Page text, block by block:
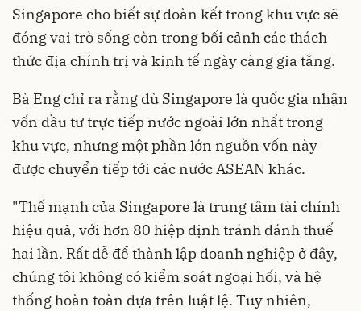
Singapore cho biết sự đoàn kết trong khu vực sẽ
đóng vai trò sống còn trong bối cảnh các thách
thức địa chính trị và kinh tế ngày càng gia tăng.
Bà Eng chỉ ra rằng dù Singapore là quốc gia nhận
vốn đầu tư trực tiếp nước ngoài lớn nhất trong
khu vực, nhưng một phần lớn nguồn vốn này
được chuyển tiếp tới các nước ASEAN khác.
"Thế mạnh của Singapore là trung tâm tài chính
hiệu quả, với hơn 80 hiệp định tránh đánh thuế
hai lần. Rất dễ để thành lập doanh nghiệp ở đây,
chúng tôi không có kiểm soát ngoại hối, và hệ
thống hoàn toàn dựa trên luật lệ. Tuy nhiên,